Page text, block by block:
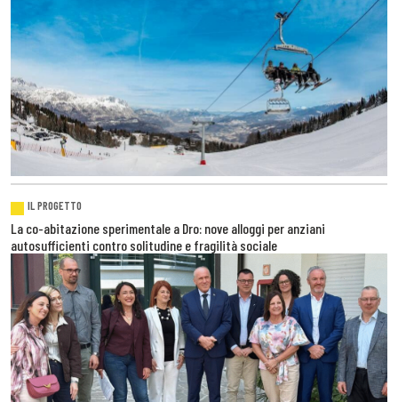
IL PROGETTO
La co-abitazione sperimentale a Dro: nove alloggi per anziani
autosufficienti contro solitudine e fragilità sociale